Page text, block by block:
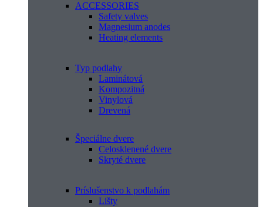
ACCESSORIES
Safety valves
Magnesium anodes
Heating elements
Typ podlahy
Laminátová
Kompozitná
Vinylová
Drevená
Špeciálne dvere
Celosklenené dvere
Skryté dvere
Príslušenstvo k podlahám
Lišty